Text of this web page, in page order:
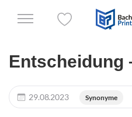
Entscheidung
29.08.2023 Synonyme